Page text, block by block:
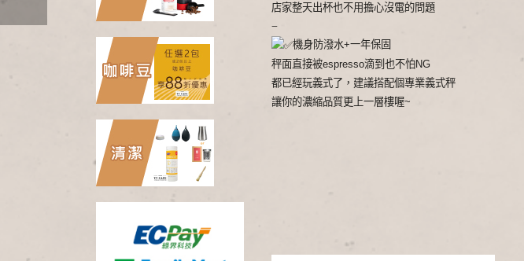
店家整天出杯也不用擔心沒電的問題
–
機身防潑水+一年保固
秤面直接被espresso滴到也不怕NG
都已經玩義式了，建議搭配個專業義式秤
讓你的濃縮品質更上一層樓喔~